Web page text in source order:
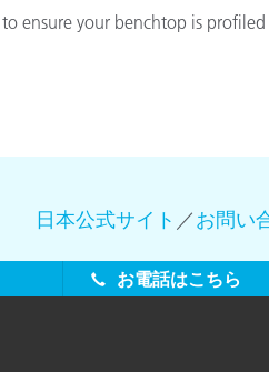
ensure your benchtop is profiled
日本公式サイト ／お問い
お電話はこちら